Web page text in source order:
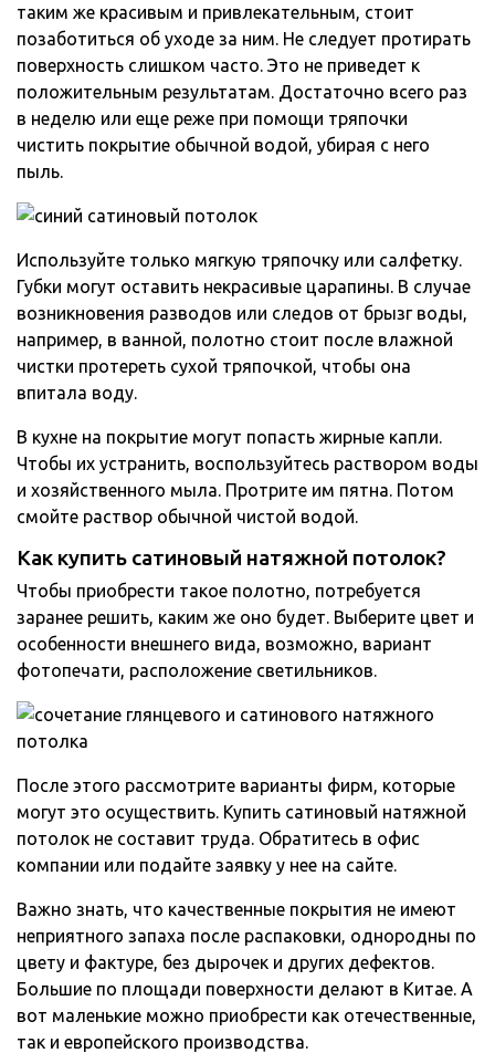
таким же красивым и привлекательным, стоит
позаботиться об уходе за ним. Не следует протирать
поверхность слишком часто. Это не приведет к
положительным результатам. Достаточно всего раз
в неделю или еще реже при помощи тряпочки
чистить покрытие обычной водой, убирая с него
пыль.
Используйте только мягкую тряпочку или салфетку.
Губки могут оставить некрасивые царапины. В случае
возникновения разводов или следов от брызг воды,
например, в ванной, полотно стоит после влажной
чистки протереть сухой тряпочкой, чтобы она
впитала воду.
В кухне на покрытие могут попасть жирные капли.
Чтобы их устранить, воспользуйтесь раствором воды
и хозяйственного мыла. Протрите им пятна. Потом
смойте раствор обычной чистой водой.
Как купить сатиновый натяжной потолок?
Чтобы приобрести такое полотно, потребуется
заранее решить, каким же оно будет. Выберите цвет и
особенности внешнего вида, возможно, вариант
фотопечати, расположение светильников.
После этого рассмотрите варианты фирм, которые
могут это осуществить. Купить сатиновый натяжной
потолок не составит труда. Обратитесь в офис
компании или подайте заявку у нее на сайте.
Важно знать, что качественные покрытия не имеют
неприятного запаха после распаковки, однородны по
цвету и фактуре, без дырочек и других дефектов.
Большие по площади поверхности делают в Китае. А
вот маленькие можно приобрести как отечественные,
так и европейского производства.